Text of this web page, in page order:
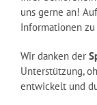
uns gerne an!
Informationen
Wir danken der
Unterstützung,
entwickelt und